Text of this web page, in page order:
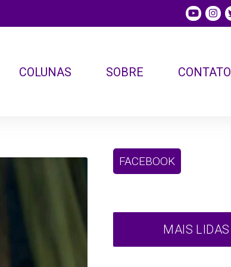
COLUNAS SOBRE CONTATO
FACEBOOK
MAIS LIDAS